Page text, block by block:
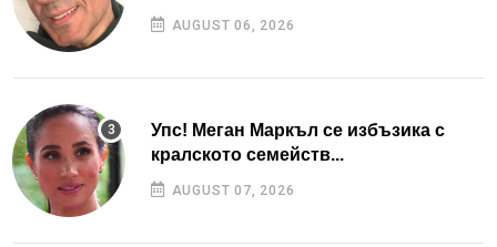
AUGUST 06, 2026
Упс! Меган Маркъл се избъзика с
кралското семейств...
AUGUST 07, 2026